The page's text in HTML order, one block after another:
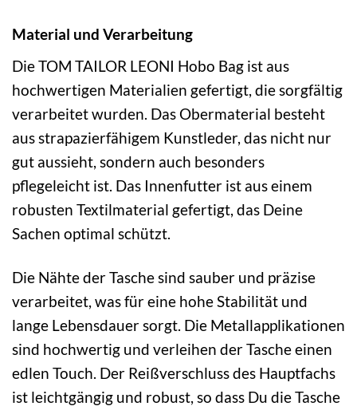
Material und Verarbeitung
Die TOM TAILOR LEONI Hobo Bag ist aus
hochwertigen Materialien gefertigt, die sorgfältig
verarbeitet wurden. Das Obermaterial besteht
aus strapazierfähigem Kunstleder, das nicht nur
gut aussieht, sondern auch besonders
pflegeleicht ist. Das Innenfutter ist aus einem
robusten Textilmaterial gefertigt, das Deine
Sachen optimal schützt.
Die Nähte der Tasche sind sauber und präzise
verarbeitet, was für eine hohe Stabilität und
lange Lebensdauer sorgt. Die Metallapplikationen
sind hochwertig und verleihen der Tasche einen
edlen Touch. Der Reißverschluss des Hauptfachs
ist leichtgängig und robust, so dass Du die Tasche